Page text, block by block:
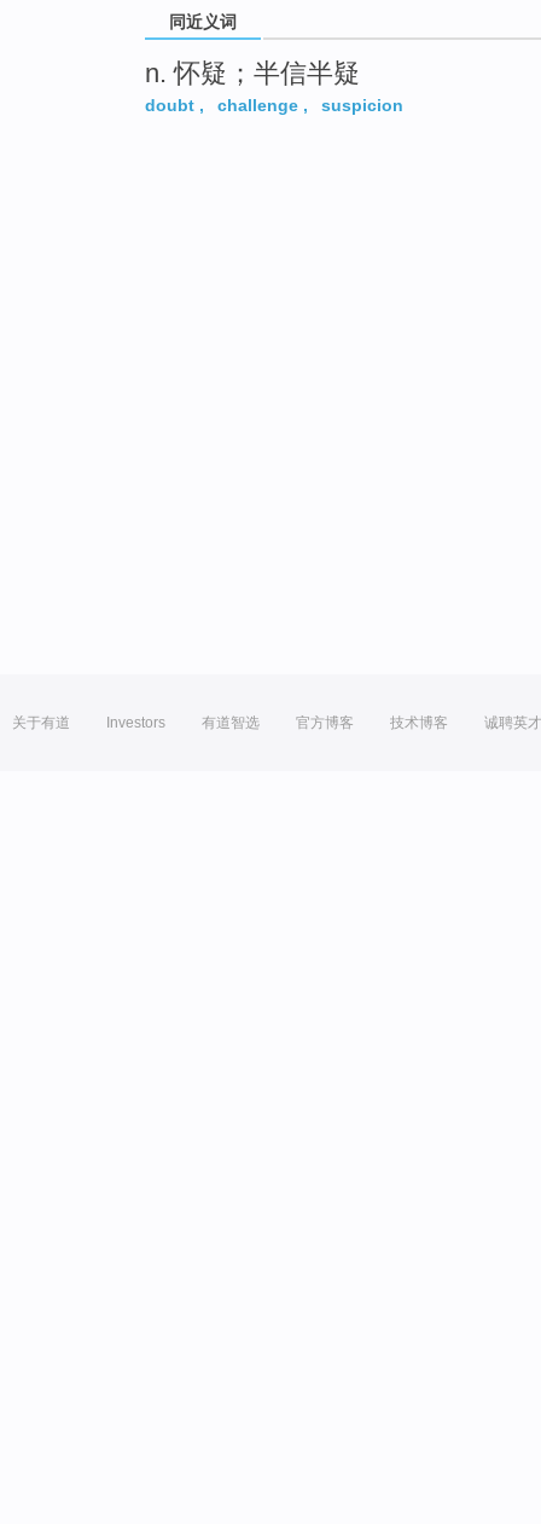
同近义词
n. 怀疑；半信半疑
doubt , challenge , suspicion
关于有道 Investors 有道智选 官方博客 技术博客 诚聘英才